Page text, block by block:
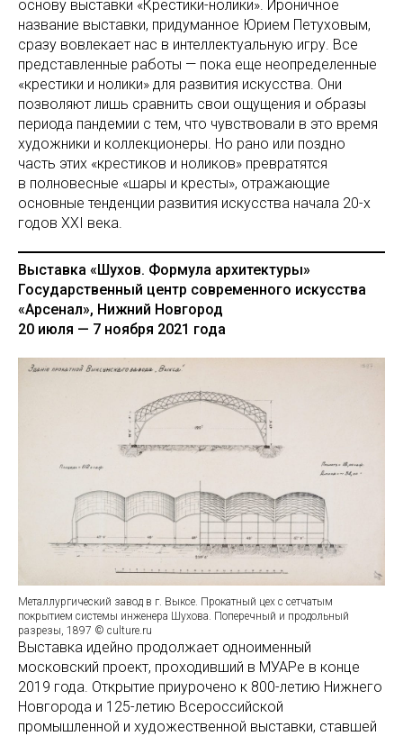
основу выставки «Крестики-нолики». Ироничное
название выставки, придуманное Юрием Петуховым,
сразу вовлекает нас в интеллектуальную игру. Все
представленные работы — пока еще неопределенные
«крестики и нолики» для развития искусства. Они
позволяют лишь сравнить свои ощущения и образы
периода пандемии с тем, что чувствовали в это время
художники и коллекционеры. Но рано или поздно
часть этих «крестиков и ноликов» превратятся
в полновесные «шары и кресты», отражающие
основные тенденции развития искусства начала 20-х
годов XXI века.
Выставка «Шухов. Формула архитектуры»
Государственный центр современного искусства
«Арсенал», Нижний Новгород
20 июля — 7 ноября 2021 года
Металлургический завод в г. Выксе. Прокатный цех с сетчатым
покрытием системы инженера Шухова. Поперечный и продольный
разрезы, 1897 © culture.ru
Выставка идейно продолжает одноименный
московский проект, проходивший в МУАРе в конце
2019 года. Открытие приурочено к 800-летию Нижнего
Новгорода и 125-летию Всероссийской
промышленной и художественной выставки, ставшей